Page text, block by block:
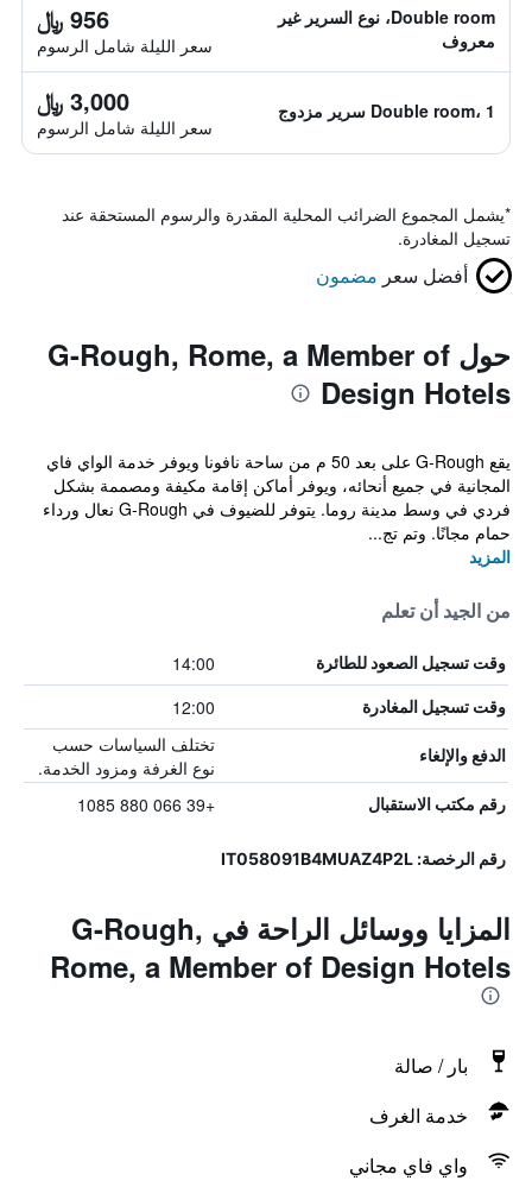
Double room، نوع السرير غير
معروف
956 ﷼
سعر الليلة شامل الرسوم
Double room، 1 سرير مزدوج 3,000 ﷼
سعر الليلة شامل الرسوم
*يشمل المجموع الضرائب المحلية المقدرة والرسوم المستحقة عند
تسجيل المغادرة.
أفضل سعر مضمون
حول G-Rough, Rome, a Member of
Design Hotels
يقع G-Rough على بعد 50 م من ساحة نافونا ويوفر خدمة الواي فاي
المجانية في جميع أنحائه، ويوفر أماكن إقامة مكيفة ومصممة بشكل
فردي في وسط مدينة روما. يتوفر للضيوف في G-Rough نعال ورداء
حمام مجانًا. وتم تج...
المزيد
من الجيد أن تعلم
وقت تسجيل الصعود للطائرة 14:00
وقت تسجيل المغادرة 12:00
الدفع والإلغاء
تختلف السياسات حسب
نوع الغرفة ومزود الخدمة.
رقم مكتب الاستقبال +39 066 880 1085
رقم الرخصة: IT058091B4MUAZ4P2L
المزايا ووسائل الراحة في G-Rough,
Rome, a Member of Design Hotels
بار / صالة
خدمة الغرف
واي فاي مجاني